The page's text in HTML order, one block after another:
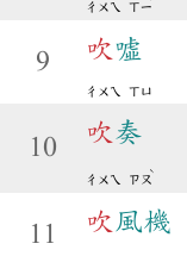
ㄔㄨㄟ ㄒㄧ
9 吹噓
ㄔㄨㄟ ㄒㄩ
10
吹奏
ㄔㄨㄟ ㄗㄡ
ˋ
11 吹 風機